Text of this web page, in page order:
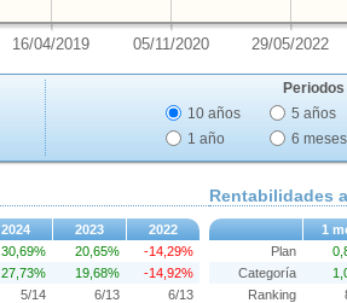
16/04/2019 05/11/2020 29/05/2022
10 años
5 años
1 año
6 meses
2024 2023 2022
30,69% 20,65%
-14,29%
27,73% 19,68%
-14,92%
5/14 6/13
6/13
Rentabilidades
1
Plan
Categoría
Ranking